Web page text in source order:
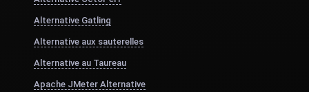
Alternative Gatling
Alternative aux sauterelles
Alternative au Taureau
Apache JMeter Alternative